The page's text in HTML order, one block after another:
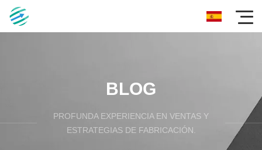
BLOG
PROFUNDA EXPERIENCIA EN VENTAS Y
ESTRATEGIAS DE FABRICACIÓN.